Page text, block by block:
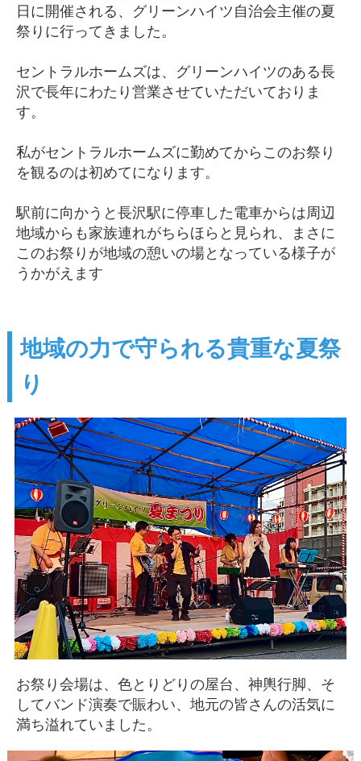
日に開催される、グリーンハイツ自治会主催の夏
祭りに行ってきました。
セントラルホームズは、グリーンハイツのある長
沢で長年にわたり営業させていただいておりま
す。
私がセントラルホームズに勤めてからこのお祭り
を観るのは初めてになります。
駅前に向かうと長沢駅に停車した電車からは周辺
地域からも家族連れがちらほらと見られ、まさに
このお祭りが地域の憩いの場となっている様子が
うかがえます
地域の力で守られる貴重な夏祭
り
お祭り会場は、色とりどりの屋台、神輿行脚、そ
してバンド演奏で賑わい、地元の皆さんの活気に
満ち溢れていました。